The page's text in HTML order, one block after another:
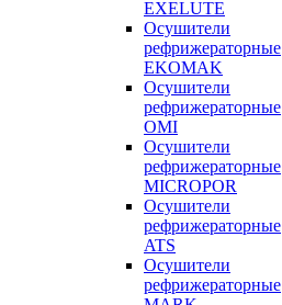
EXELUTE
Осушители
рефрижераторные
EKOMAK
Осушители
рефрижераторные
OMI
Осушители
рефрижераторные
MICROPOR
Осушители
рефрижераторные
ATS
Осушители
рефрижераторные